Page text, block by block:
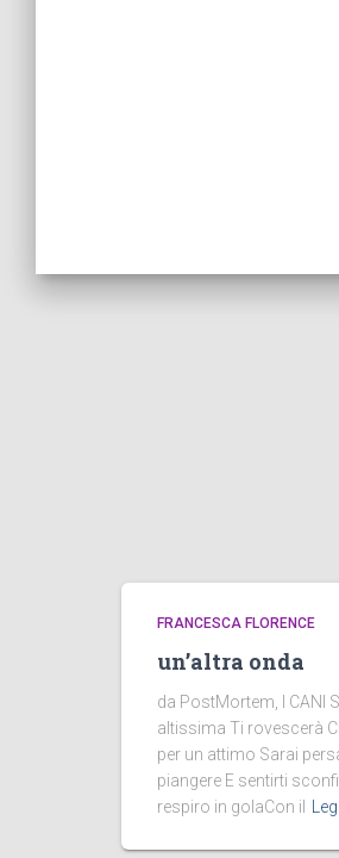
FRANCESCA FLORENCE
un’altra onda
da PostMortem, I CANI
altissima Ti rovescerà
per un attimo Sarai
piangere E sentirti
respiro in golaCon il